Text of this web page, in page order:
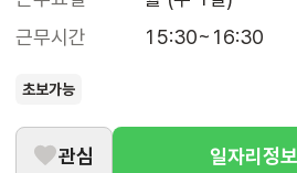
근무시간
15:30~16:30
초보가능
관심 일자리정